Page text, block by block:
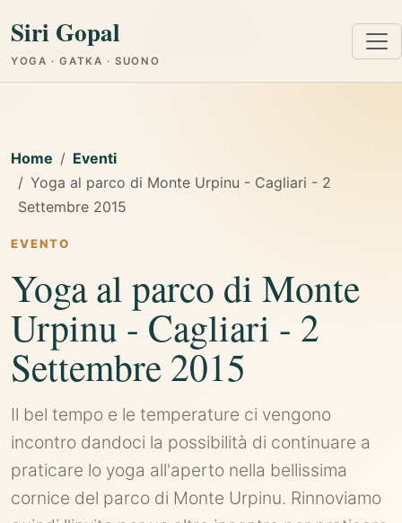
Siri Gopal
YOGA · GATKA · SUONO
Home
Eventi
Yoga al parco di Monte Urpinu - Cagliari - 2
Settembre 2015
EVENTO
Yoga al parco di Monte
Urpinu - Cagliari - 2
Settembre 2015
Il bel tempo e le temperature ci vengono
incontro dandoci la possibilità di continuare a
praticare lo yoga all'aperto nella bellissima
cornice del parco di Monte Urpinu. Rinnoviamo